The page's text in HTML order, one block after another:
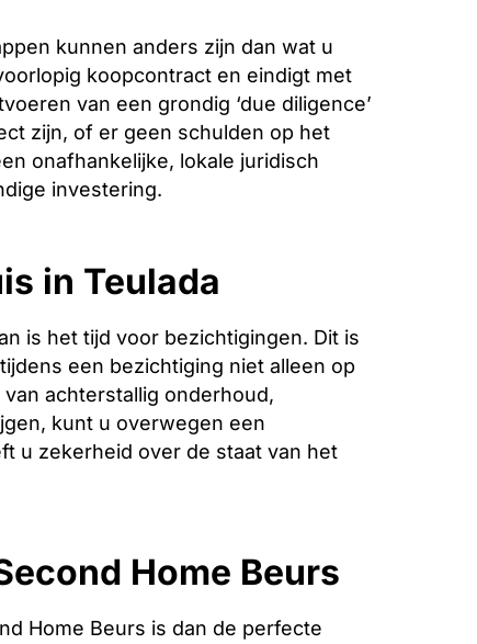
kunnen anders zijn dan wat u
koopcontract en eindigt met
van een grondig ‘due diligence’
zijn, of er geen schulden op het
onafhankelijke, lokale juridisch
investering.
in Teulada
is het tijd voor bezichtigingen. Dit is
een bezichtiging niet alleen op
achterstallig onderhoud,
kunt u overwegen een
u zekerheid over de staat van het
Home Beurs
Home Beurs is dan de perfecte